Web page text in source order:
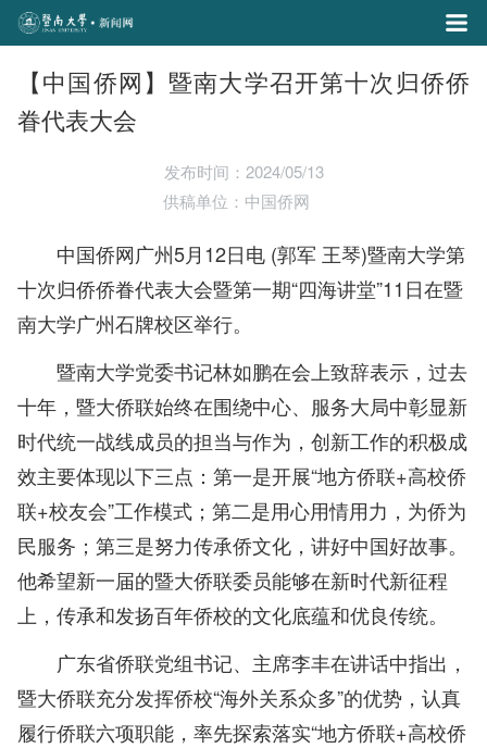
【中国侨网】暨南大学召开第十次归侨侨
眷代表大会
发布时间：2024/05/13
供稿单位：中国侨网
中国侨网广州5月12日电 (郭军 王琴)暨南大学第
十次归侨侨眷代表大会暨第一期“四海讲堂”11日在暨
南大学广州石牌校区举行。
暨南大学党委书记林如鹏在会上致辞表示，过去
十年，暨大侨联始终在围绕中心、服务大局中彰显新
时代统一战线成员的担当与作为，创新工作的积极成
效主要体现以下三点：第一是开展“地方侨联+高校侨
联+校友会”工作模式；第二是用心用情用力，为侨为
民服务；第三是努力传承侨文化，讲好中国好故事。
他希望新一届的暨大侨联委员能够在新时代新征程
上，传承和发扬百年侨校的文化底蕴和优良传统。
广东省侨联党组书记、主席李丰在讲话中指出，
暨大侨联充分发挥侨校“海外关系众多”的优势，认真
履行侨联六项职能，率先探索落实“地方侨联+高校侨